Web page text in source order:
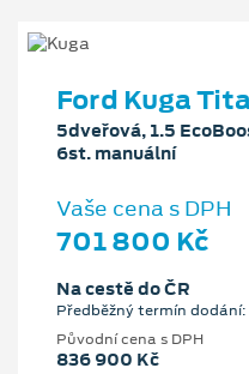
Ford Kuga
5dveřová, 1.5
6st. manuální
Vaše cena s DPH
701 800 Kč
Na cestě do ČR
Předběžný termín
Původní cena s DPH
836 900 Kč